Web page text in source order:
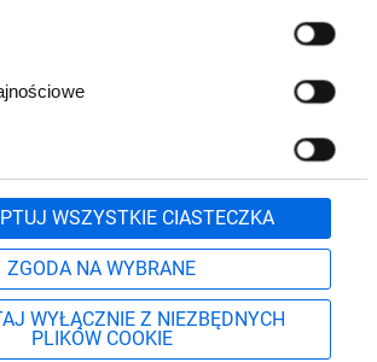
WSZYSTKIE CIASTECZKA
ZGODA NA WYBRANE
WYŁĄCZNIE Z NIEZBĘDNYCH
PLIKÓW COOKIE
500 700 lub
71 37 61 600
Formularz kontaktowy